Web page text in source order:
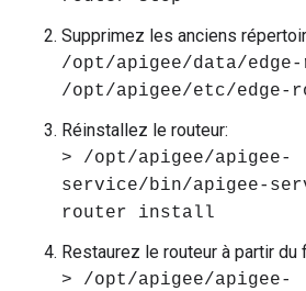
Supprimez les anciens
/opt/apigee/data/
/opt/apigee/etc/edge-
Réinstallez le routeur:
> /opt/apigee/apigee-
service/bin/apigee-
router install
Restaurez le routeur à partir du
> /opt/apigee/apigee-